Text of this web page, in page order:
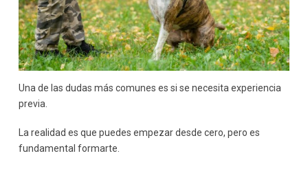
Una de las dudas más comunes es si se necesita experiencia
previa.
La realidad es que puedes empezar desde cero, pero es
fundamental formarte.